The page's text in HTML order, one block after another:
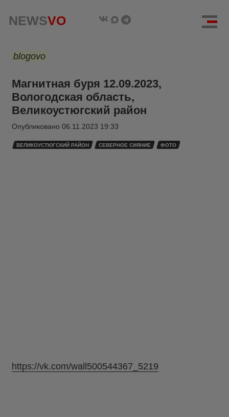
NEWSVO
blogovo
Магнитная буря 12.09.2023,
Вологодская область,
Великоустюгский район
Опубликовано 06.11.2023 19:33
ВЕЛИКОУСТЮГСКИЙ РАЙОН СЕВЕРНОЕ СИЯНИЕ ФОТО
https://vk.com/wall500544367_5219